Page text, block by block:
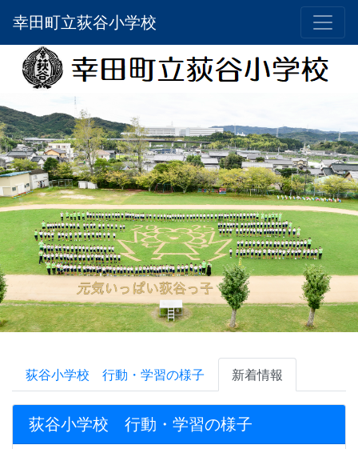
幸田町立荻谷小学校
荻谷小学校 行動・学習の様子 新着情報
荻谷小学校 行動・学習の様子